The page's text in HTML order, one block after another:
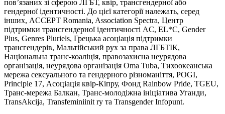
пов’язаних зі сферою ЛГБТ, квір, трансгендерної або
гендерної ідентичності. До цієї категорії належать, серед
інших, ACCEPT Romania, Association Spectra, Центр
підтримки трансгендерної ідентичності AC, EL*C, Gender
Plus, Genres Pluriels, Грецька асоціація підтримки
трансгендерів, Мальтійський рух за права ЛГБТІК,
Національна транс-коаліція, правозахисна неурядова
організація, неурядова організація Oma Tuba, Тихоокеанська
мережа сексуального та гендерного різноманіття, POGI,
Principle 17, Асоціація квір-Кіпру, Фонд Rainbow Pride, TGEU,
Транс-мережа Балкан, Транс-молодіжна ініціатива Уганди,
TransAkcija, Transfeminiinit ry та Transgender Infopunt.